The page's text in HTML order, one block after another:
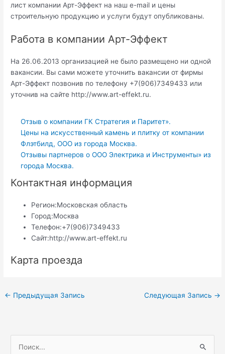
лист компании Арт-Эффект на наш e-mail и цены
строительную продукцию и услуги будут опубликованы.
Работа в компании Арт-Эффект
На 26.06.2013 организацией не было размещено ни одной
вакансии. Вы сами можете уточнить вакансии от фирмы
Арт-Эффект позвонив по телефону +7(906)7349433 или
уточнив на сайте http://www.art-effekt.ru.
Отзыв о компании ГК Стратегия и Паритет».
Цены на искусственный камень и плитку от компании
Флэтбилд, ООО из города Москва.
Отзывы партнеров о ООО Электрика и Инструменты» из
города Москва.
Контактная информация
Регион:Московская область
Город:Москва
Телефон:+7(906)7349433
Сайт:http://www.art-effekt.ru
Карта проезда
Навигация
← Предыдущая Запись Следующая Запись →